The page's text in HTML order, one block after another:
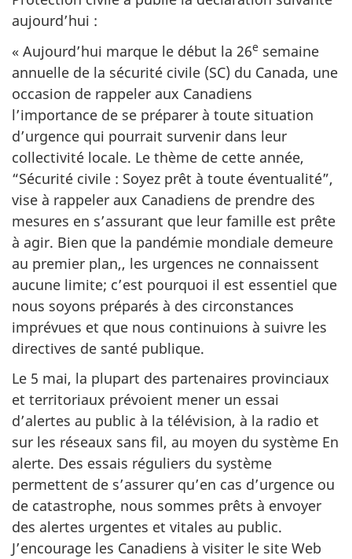
aujourd’hui :
« Aujourd’hui marque le début la 26e semaine
annuelle de la sécurité civile (SC) du Canada, une
occasion de rappeler aux Canadiens
l’importance de se préparer à toute situation
d’urgence qui pourrait survenir dans leur
collectivité locale. Le thème de cette année,
“Sécurité civile : Soyez prêt à toute éventualité”,
vise à rappeler aux Canadiens de prendre des
mesures en s’assurant que leur famille est prête
à agir. Bien que la pandémie mondiale demeure
au premier plan,, les urgences ne connaissent
aucune limite; c’est pourquoi il est essentiel que
nous soyons préparés à des circonstances
imprévues et que nous continuions à suivre les
directives de santé publique.
Le 5 mai, la plupart des partenaires provinciaux
et territoriaux prévoient mener un essai
d’alertes au public à la télévision, à la radio et
sur les réseaux sans fil, au moyen du système En
alerte. Des essais réguliers du système
permettent de s’assurer qu’en cas d’urgence ou
de catastrophe, nous sommes prêts à envoyer
des alertes urgentes et vitales au public.
J’encourage les Canadiens à visiter le site Web